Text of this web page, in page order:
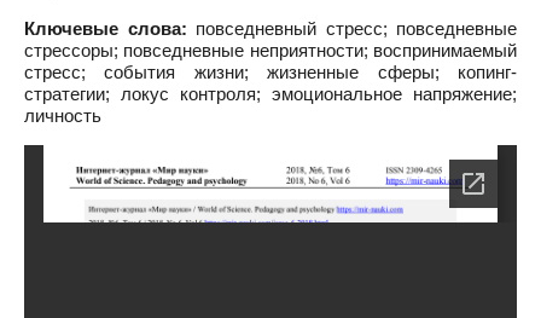
Ключевые слова: повседневный стресс; повседневные
стрессоры; повседневные неприятности; воспринимаемый
стресс; события жизни; жизненные сферы; копинг-
стратегии; локус контроля; эмоциональное напряжение;
личность